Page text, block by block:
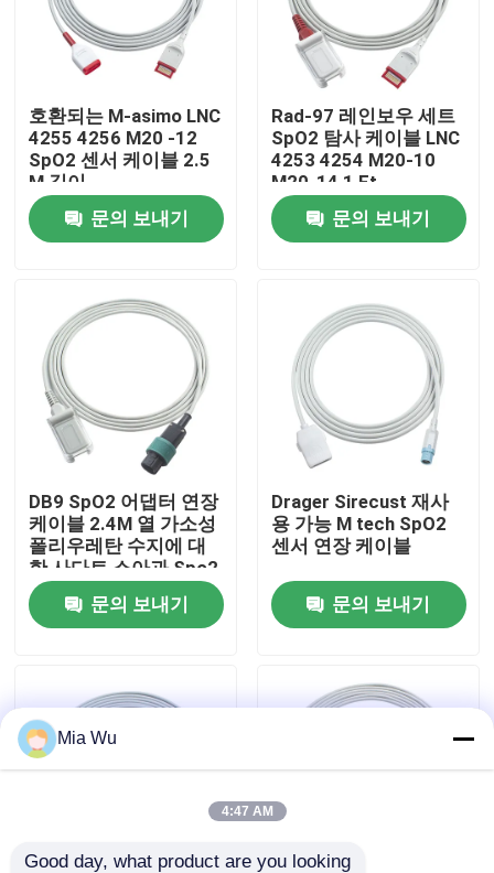
집
우리에 대하여
공장 여행
품질 관리
연락주세요
경우
레우스러블 spO2 센서
호환되는 M-asimo LNC
4255 4256 M20 -12
SpO2 센서 케이블 2.5
M 길이
문의 보내기
Rad-97 레인보우 세트
SpO2 탐사 케이블 LNC
4253 4254 M20-10
M20-14 1 Ft
문의 보내기
DB9 SpO2 어댑터 연장
케이블 2.4M 열 가소성
폴리우레탄 수지에 대
한 사다트 소아과 Spo2
탐침 7Pin
문의 보내기
Drager Sirecust 재사
용 가능 M tech SpO2
센서 연장 케이블
문의 보내기
Mia Wu
4:47 AM
Good day, what product are you looking